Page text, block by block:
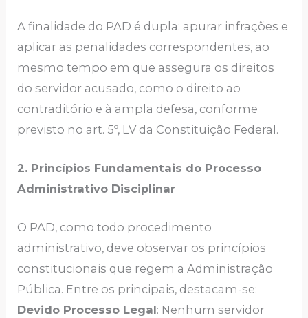
A finalidade do PAD é dupla: apurar infrações e
aplicar as penalidades correspondentes, ao
mesmo tempo em que assegura os direitos
do servidor acusado, como o direito ao
contraditório e à ampla defesa, conforme
previsto no art. 5º, LV da Constituição Federal.
2. Princípios Fundamentais do Processo
Administrativo Disciplinar
O PAD, como todo procedimento
administrativo, deve observar os princípios
constitucionais que regem a Administração
Pública. Entre os principais, destacam-se:
Devido Processo Legal: Nenhum servidor